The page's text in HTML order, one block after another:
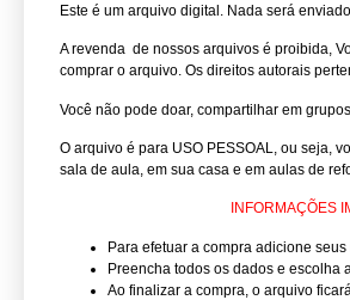
Este é um arquivo digital. Nada será
A revenda de nossos arquivos é proibida,
comprar o arquivo. Os direitos autorais
Você não pode doar, compartilhar em
O arquivo é para USO PESSOAL, ou seja,
sala de aula, em sua casa e em aulas de
INFORMAÇÕES
Para efetuar a compra adicione
Preencha todos os dados e escolha
Ao finalizar a compra, o arquivo